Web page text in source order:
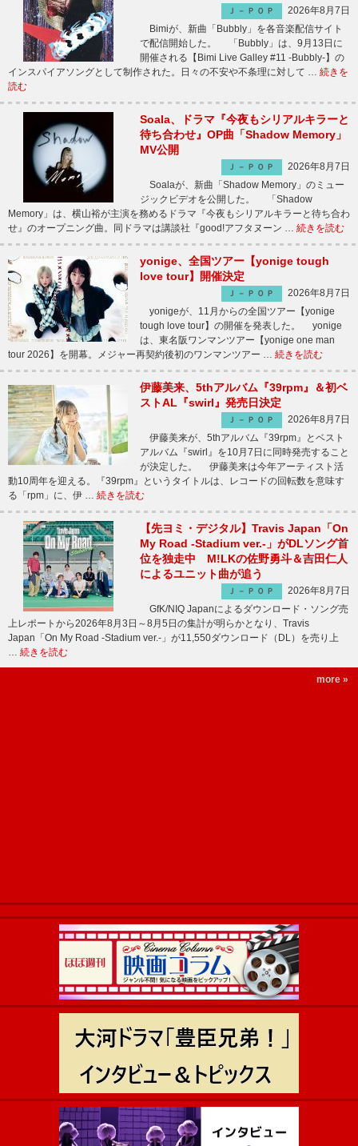
Ｊ－ＰＯＰ
2026年8月7日
Bimiが、新曲「Bubbly」を各音楽配信サイト
で配信開始した。 「Bubbly」は、9月13日に
開催される【Bimi Live Galley #11 -Bubbly-】の
インスパイアソングとして制作された。日々の不安や不条理に対して … 続きを
読む
Soala、ドラマ『今夜もシリアルキラーと
待ち合わせ』OP曲「Shadow Memory」
MV公開
Ｊ－ＰＯＰ
2026年8月7日
Soalaが、新曲「Shadow Memory」のミュー
ジックビデオを公開した。 「Shadow
Memory」は、横山裕が主演を務めるドラマ『今夜もシリアルキラーと待ち合わ
せ』のオープニング曲。同ドラマは講談社『good!アフタヌーン … 続きを読む
yonige、全国ツアー【yonige tough
love tour】開催決定
Ｊ－ＰＯＰ
2026年8月7日
yonigeが、11月からの全国ツアー【yonige
tough love tour】の開催を発表した。 yonige
は、東名阪ワンマンツアー【yonige one man
tour 2026】を開幕。メジャー再契約後初のワンマンツアー … 続きを読む
伊藤美来、5thアルバム『39rpm』＆初ベ
ストAL『swirl』発売日決定
Ｊ－ＰＯＰ
2026年8月7日
伊藤美来が、5thアルバム『39rpm』とベスト
アルバム『swirl』を10月7日に同時発売すること
が決定した。 伊藤美来は今年アーティスト活
動10周年を迎える。『39rpm』というタイトルは、レコードの回転数を意味す
る「rpm」に、伊 … 続きを読む
【先ヨミ・デジタル】Travis Japan「On
My Road -Stadium ver.-」がDLソング首
位を独走中 M!LKの佐野勇斗＆吉田仁人
によるユニット曲が追う
Ｊ－ＰＯＰ
2026年8月7日
GfK/NIQ Japanによるダウンロード・ソング売
上レポートから2026年8月3日～8月5日の集計が明らかとなり、Travis
Japan「On My Road -Stadium ver.-」が11,550ダウンロード（DL）を売り上
… 続きを読む
more »